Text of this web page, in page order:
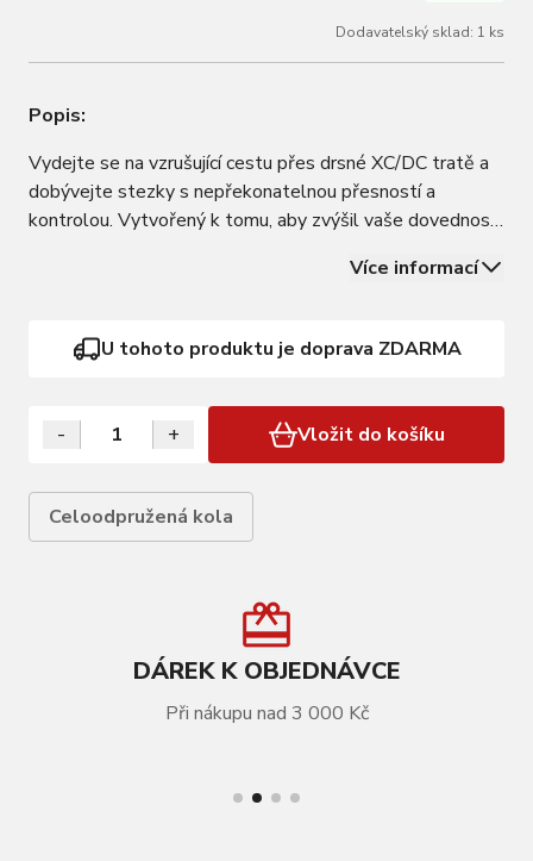
Dodavatelský sklad: 1 ks
Popis:
Vydejte se na vzrušující cestu přes drsné XC/DC tratě a
dobývejte stezky s nepřekonatelnou přesností a
kontrolou. Vytvořený k tomu, aby zvýšil vaše dovednosti
technologii s výjimečným designem a dokonalý pocit z
Více informací
U tohoto produktu je doprava ZDARMA
- + Vložit do košíku
Celoodpružená kola
DÁREK K OBJEDNÁVCE
Při nákupu nad 3 000 Kč